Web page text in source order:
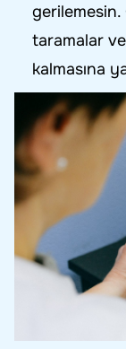
taramalar
kalmasına